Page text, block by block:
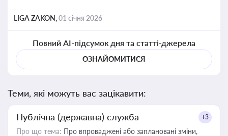
LIGA ZAKON,01 січня 2026
Повний AI-підсумок дня та статті-джерела
ОЗНАЙОМИТИСЯ
Теми, які можуть вас зацікавити:
Публічна (державна) служба +3
Про що тема: Про впроваджені або заплановані зміни,